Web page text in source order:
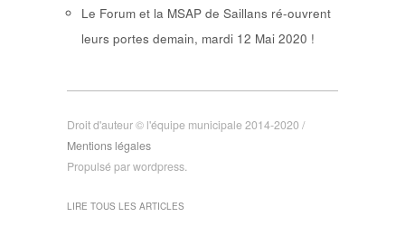
Le Forum et la MSAP de Saillans ré-ouvrent
leurs portes demain, mardi 12 Mai 2020 !
Droit d'auteur © l'équipe municipale 2014-2020 /
Mentions légales
Propulsé par wordpress.
LIRE TOUS LES ARTICLES